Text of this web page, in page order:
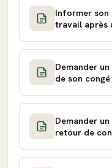
Informer son
travail après
Demander
de son
Demander
retour de